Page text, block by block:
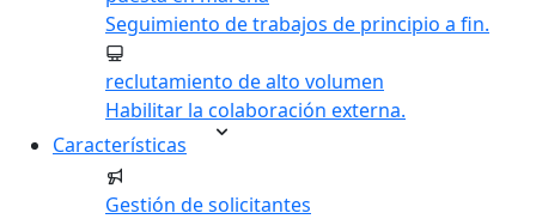
Seguimiento de trabajos de principio a fin.
reclutamiento de alto volumen
Habilitar la colaboración externa.
Características
Gestión de solicitantes